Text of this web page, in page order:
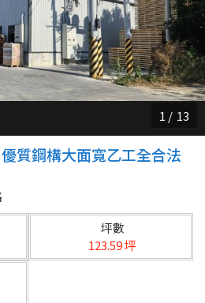
熱門關鍵字
2026 新北降價好屋限量釋出
2026 台南降價好屋限量釋出
區域
質鋼構大面寬乙工全合法
坪數
123.59 坪